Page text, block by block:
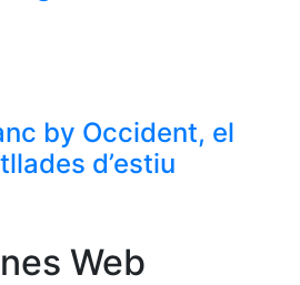
by Occident, el
d’estiu
Web